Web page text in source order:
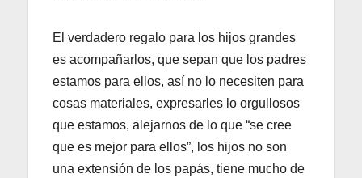
El verdadero regalo para los hijos grandes
es acompañarlos, que sepan que los padres
estamos para ellos, así no lo necesiten para
cosas materiales, expresarles lo orgullosos
que estamos, alejarnos de lo que “se cree
que es mejor para ellos”, los hijos no son
una extensión de los papás, tiene mucho de